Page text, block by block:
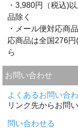
・3,980円（税込)
品除く
・メール便対応商
応商品は全国276
ら
お問い合わせ
よくあるお問い合
リンク先からお問
問い合わせる